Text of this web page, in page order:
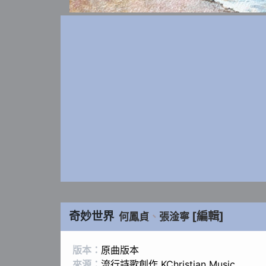
奇妙世界 何鳳貞 、 張淦寧 [編輯]
版本： 原曲版本